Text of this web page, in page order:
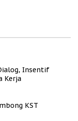
Insentif
Kerja
KST